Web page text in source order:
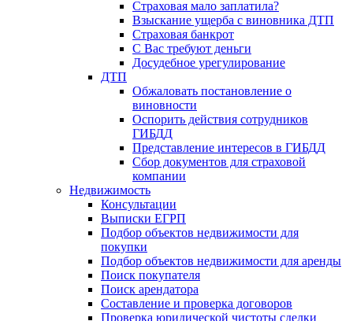
Страховая мало заплатила?
Взыскание ущерба с виновника ДТП
Страховая банкрот
С Вас требуют деньги
Досудебное урегулирование
ДТП
Обжаловать постановление о
виновности
Оспорить действия сотрудников
ГИБДД
Представление интересов в ГИБДД
Сбор документов для страховой
компании
Недвижимость
Консультации
Выписки ЕГРП
Подбор объектов недвижимости для
покупки
Подбор объектов недвижимости для аренды
Поиск покупателя
Поиск арендатора
Составление и проверка договоров
Проверка юридической чистоты сделки